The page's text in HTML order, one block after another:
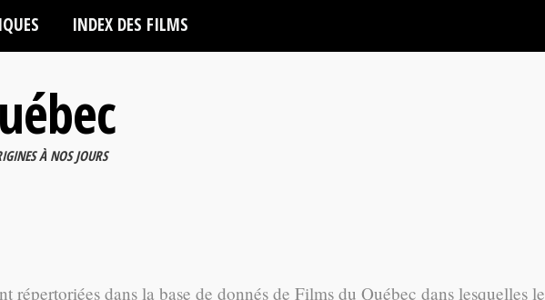
INDEX DES FILMS
À NOS JOURS
répertoriées dans la base de donnés de Films du Québec dans lesquelles le